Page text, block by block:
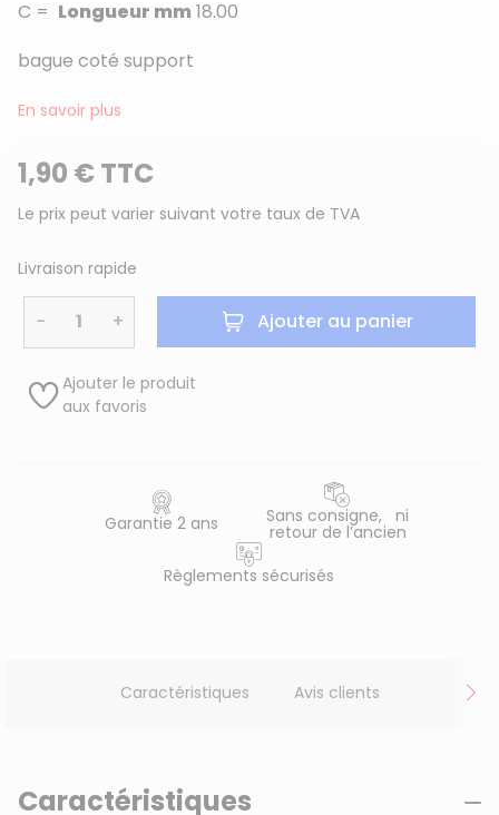
C = Longueur mm 18.00
bague coté support
En savoir plus
1,90 € TTC
Le prix peut varier suivant votre taux de TVA
Livraison rapide
− + Ajouter au panier
Ajouter le produit
aux favoris
Garantie 2 ans Sans consigne, ni
retour de l’ancien
Règlements sécurisés
Caractéristiques Avis clients
Caractéristiques